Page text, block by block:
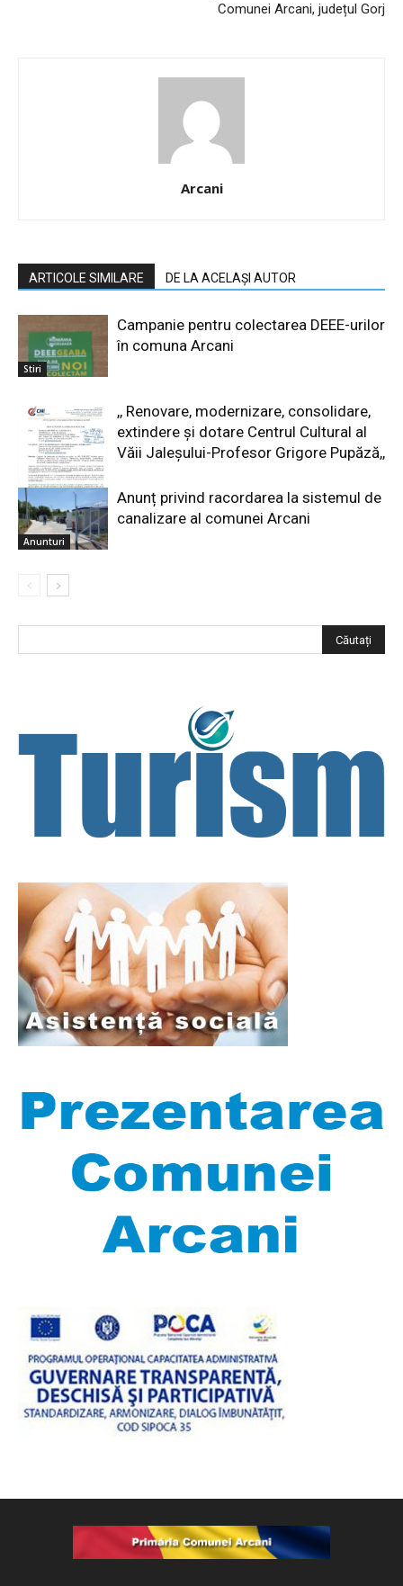
Comunei Arcani, județul Gorj
Arcani
ARTICOLE SIMILARE DE LA ACELAȘI AUTOR
Stiri
Campanie pentru colectarea DEEE-urilor
în comuna Arcani
Proiecte locale
,, Renovare, modernizare, consolidare,
extindere și dotare Centrul Cultural al
Văii Jaleșului-Profesor Grigore Pupăză,,
Anunturi
Anunț privind racordarea la sistemul de
canalizare al comunei Arcani